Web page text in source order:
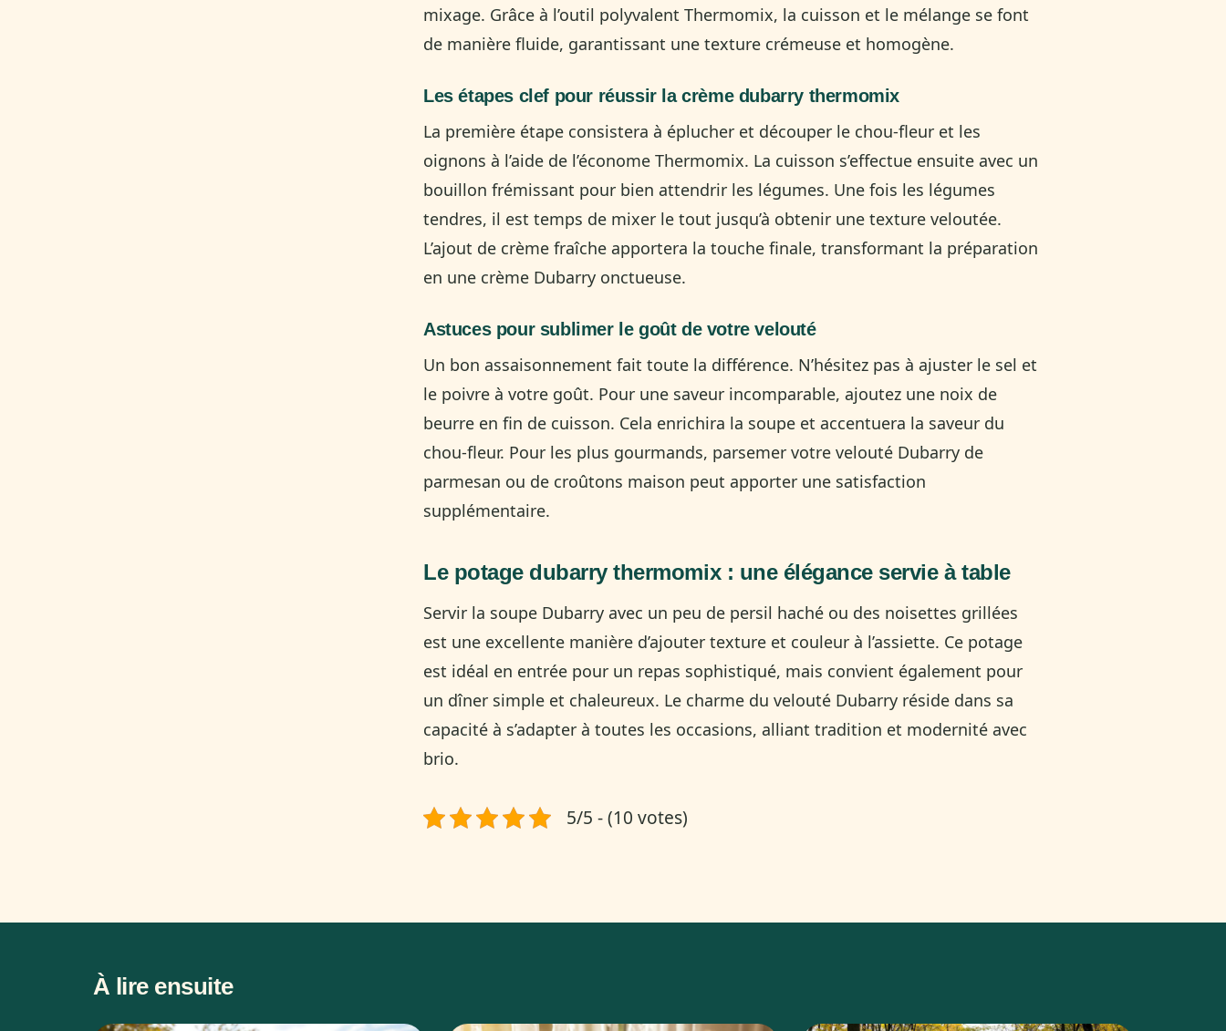
mixage. Grâce à l’outil polyvalent Thermomix, la cuisson et le mélange se font
de manière fluide, garantissant une texture crémeuse et homogène.
Les étapes clef pour réussir la crème dubarry thermomix
La première étape consistera à éplucher et découper le chou-fleur et les
oignons à l’aide de l’économe Thermomix. La cuisson s’effectue ensuite avec un
bouillon frémissant pour bien attendrir les légumes. Une fois les légumes
tendres, il est temps de mixer le tout jusqu’à obtenir une texture veloutée.
L’ajout de crème fraîche apportera la touche finale, transformant la préparation
en une crème Dubarry onctueuse.
Astuces pour sublimer le goût de votre velouté
Un bon assaisonnement fait toute la différence. N’hésitez pas à ajuster le sel et
le poivre à votre goût. Pour une saveur incomparable, ajoutez une noix de
beurre en fin de cuisson. Cela enrichira la soupe et accentuera la saveur du
chou-fleur. Pour les plus gourmands, parsemer votre velouté Dubarry de
parmesan ou de croûtons maison peut apporter une satisfaction
supplémentaire.
Le potage dubarry thermomix : une élégance servie à table
Servir la soupe Dubarry avec un peu de persil haché ou des noisettes grillées
est une excellente manière d’ajouter texture et couleur à l’assiette. Ce potage
est idéal en entrée pour un repas sophistiqué, mais convient également pour
un dîner simple et chaleureux. Le charme du velouté Dubarry réside dans sa
capacité à s’adapter à toutes les occasions, alliant tradition et modernité avec
brio.
5/5 - (10 votes)
À lire ensuite